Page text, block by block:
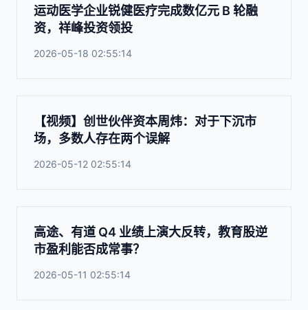
运动医学企业锐健医疗完成数亿元 B 轮融
资，祥峰投资领投
2026-05-18 02:55:14
【视频】创世伙伴资本周炜：对于下沉市
场，多数人存在两个误解
2026-05-12 02:55:14
高途、有道 Q4 业绩上演大反转，教育股逆
市盈利能否成常事？
2026-05-11 02:55:14